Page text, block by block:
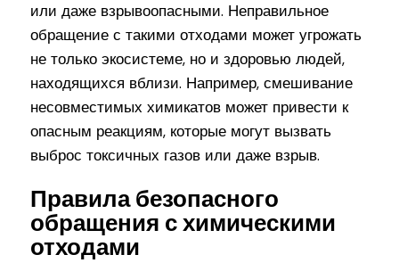
или даже взрывоопасными. Неправильное
обращение с такими отходами может угрожать
не только экосистеме, но и здоровью людей,
находящихся вблизи. Например, смешивание
несовместимых химикатов может привести к
опасным реакциям, которые могут вызвать
выброс токсичных газов или даже взрыв.
Правила безопасного
обращения с химическими
отходами